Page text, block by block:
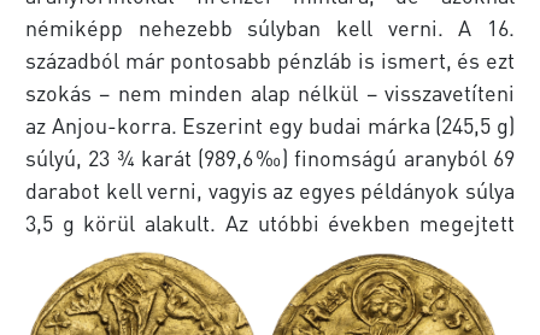
némiképp nehezebb súlyban kell verni. A 16.
századból már pontosabb pénzláb is ismert, és ezt
szokás – nem minden alap nélkül – visszavetíteni
az Anjou-korra. Eszerint egy budai márka (245,5 g)
súlyú, 23 ¾ karát (989,6‰) finomságú aranyból 69
darabot kell verni, vagyis az egyes példányok súlya
3,5 g körül alakult. Az utóbbi években megejtett